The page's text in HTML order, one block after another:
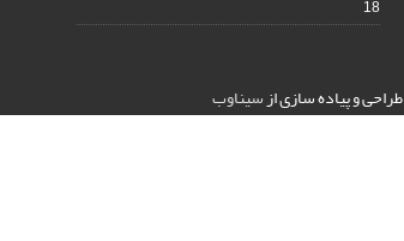
18
طراحی و پیاده سازی ازسیناوب